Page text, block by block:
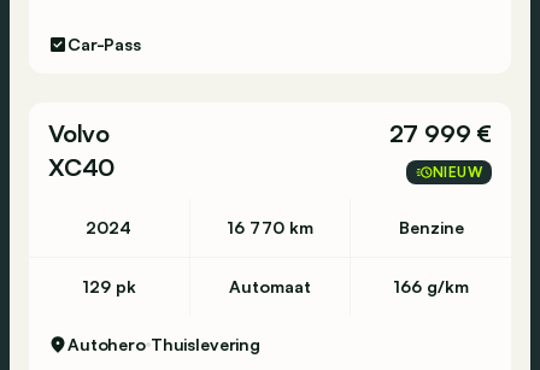
Car-Pass
Volvo
XC40
27 999 €
NIEUW
2024 16 770 km Benzine
129 pk Automaat 166 g/km
Autohero Thuislevering